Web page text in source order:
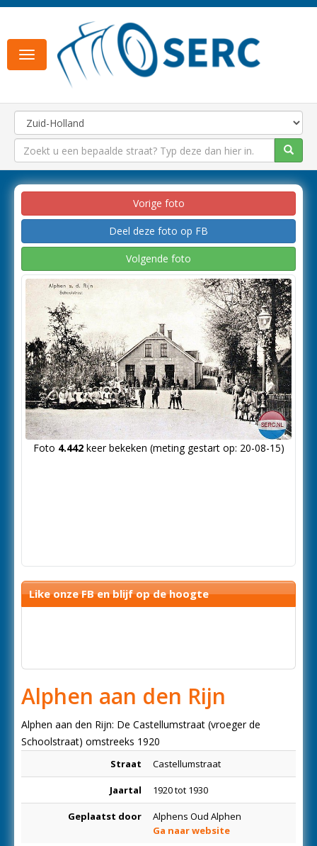
Toggle
navigation
Vorige foto
Deel deze foto op FB
Volgende foto
Foto 4.442keer bekeken (meting gestart op: 20-08-15)
Like onze FB en blijf op de hoogte
Alphen aan den Rijn
Alphen aan den Rijn: De Castellumstraat (vroeger de
Schoolstraat) omstreeks 1920
Straat Castellumstraat
Jaartal 1920 tot 1930
Geplaatst door
Alphens Oud Alphen
Ga naar website